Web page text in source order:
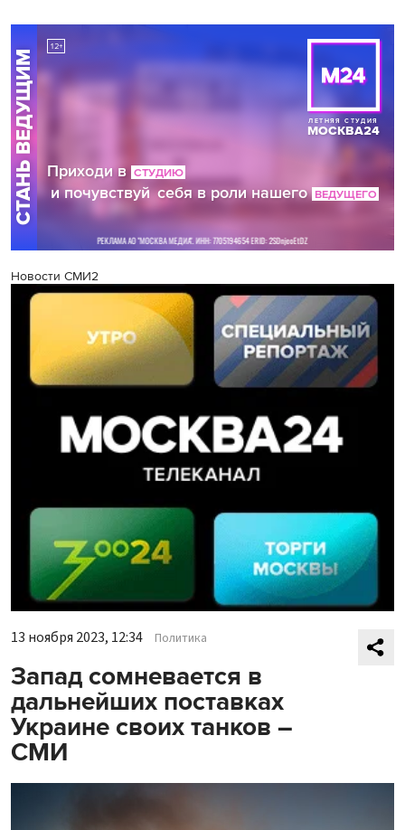
Новости СМИ2
13 ноября 2023, 12:34 Политика
Запад сомневается в
дальнейших поставках
Украине своих танков –
СМИ